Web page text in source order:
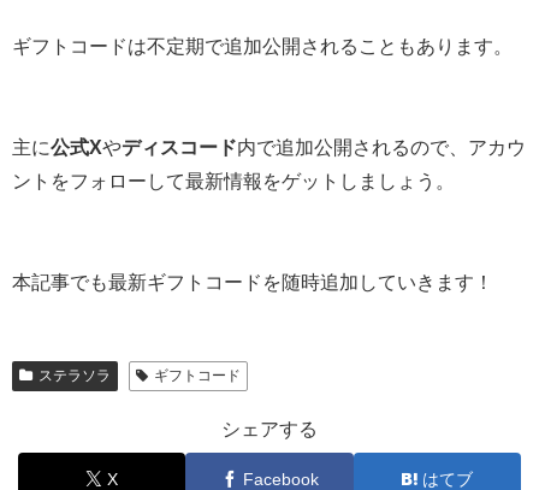
ギフトコードは不定期で追加公開されることもあります。
主に公式Xやディスコード内で追加公開されるので、アカウ
ントをフォローして最新情報をゲットしましょう。
本記事でも最新ギフトコードを随時追加していきます！
ステラソラ ギフトコード
シェアする
X Facebook はてブ